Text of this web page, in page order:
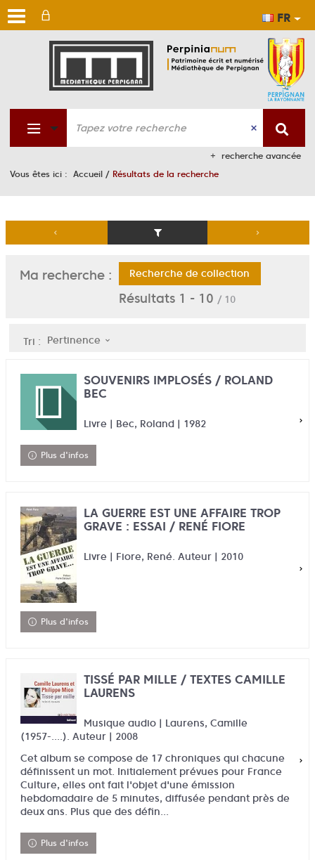
FR
Aller
au
Aller
au
Aller
à
la
recherche avancée
Vous êtes ici : Accueil / Résultats de la recherche
Ma recherche : Recherche de collection
Résultats 1 - 10 / 10
Tri : Pertinence
SOUVENIRS IMPLOSÉS / ROLAND
BEC
Livre | Bec, Roland | 1982
Plus d'infos
LA GUERRE EST UNE AFFAIRE TROP
GRAVE : ESSAI / RENÉ FIORE
Livre | Fiore, René. Auteur | 2010
Plus d'infos
TISSÉ PAR MILLE / TEXTES CAMILLE
LAURENS
Musique audio | Laurens, Camille
(1957-....). Auteur | 2008
Cet album se compose de 17 chroniques qui chacune
définissent un mot. Initialement prévues pour France
Culture, elles ont fait l'objet d'une émission
hebdomadaire de 5 minutes, diffusée pendant près de
deux ans. Plus que des défin...
Plus d'infos